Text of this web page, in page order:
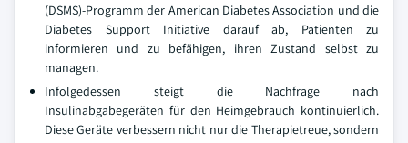
(DSMS)-Programm der American Diabetes Association und die
Diabetes Support Initiative darauf ab, Patienten zu
informieren und zu befähigen, ihren Zustand selbst zu
managen.
Infolgedessen steigt die Nachfrage nach
Insulinabgabegeräten für den Heimgebrauch kontinuierlich.
Diese Geräte verbessern nicht nur die Therapietreue, sondern